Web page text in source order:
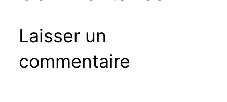
Laisser un
commentaire